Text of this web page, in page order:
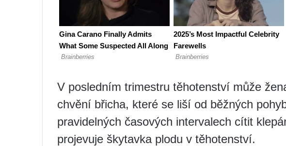
V posledním trimestru těhotenství může
chvění břicha, které se liší od běžných
pravidelných časových intervalech cítit
projevuje škytavka plodu v těhotenství.